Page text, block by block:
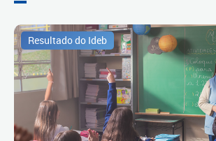
Resultado do Ideb